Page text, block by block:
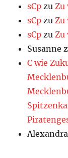
sCp zu Zu
sCp zu Zu
sCp zu Zu
Susanne
C wie
Alexandra